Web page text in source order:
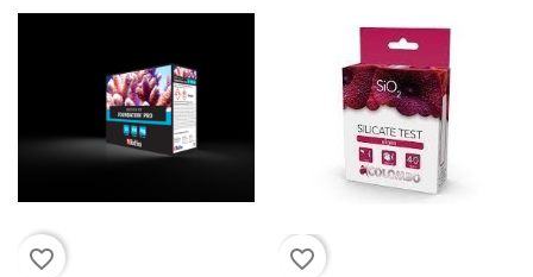
favorite_border favorite_border